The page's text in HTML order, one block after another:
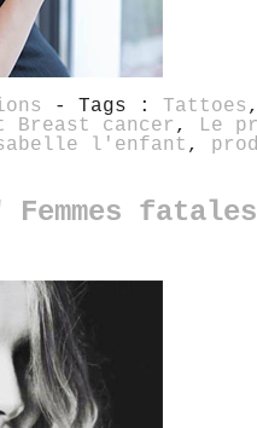
- Tags : Tattoes
Breast cancer ,
Le
l'enfant ,
Femmes